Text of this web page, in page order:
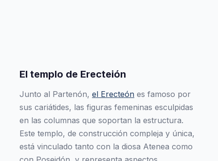
El templo de Erecteión
Junto al Partenón, el Erecteón es famoso por
sus cariátides, las figuras femeninas esculpidas
en las columnas que soportan la estructura.
Este templo, de construcción compleja y única,
está vinculado tanto con la diosa Atenea como